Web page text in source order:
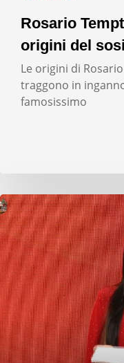
Rosario
origini del
Le origini di
traggono in
famosissimo